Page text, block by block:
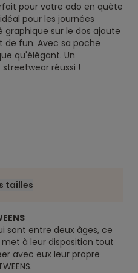
pour votre ado en quête
pour les journées
sur le dos ajoute
fun. Avec sa poche
qu'élégant. Un
réussi !
tailles
sont entre deux âges, ce
met à leur disposition tout
avec eux leur propre